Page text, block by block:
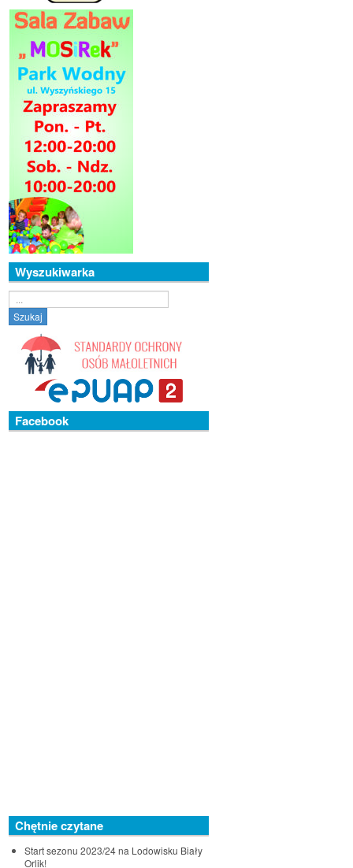
Wyszukiwarka
Szukaj
Facebook
Chętnie czytane
Start sezonu 2023/24 na Lodowisku Biały
Orlik!